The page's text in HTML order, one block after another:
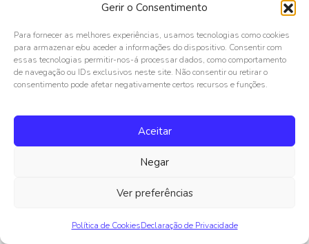
Gerir o Consentimento
Para fornecer as melhores experiências, usamos tecnologias como cookies
para armazenar e/ou aceder a informações do dispositivo. Consentir com
essas tecnologias permitir-nos-á processar dados, como comportamento
de navegação ou IDs exclusivos neste site. Não consentir ou retirar o
consentimento pode afetar negativamente certos recursos e funções.
Aceitar
Negar
Ver preferências
Política de CookiesDeclaração de Privacidade